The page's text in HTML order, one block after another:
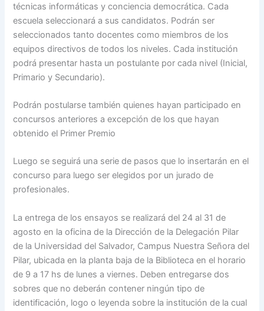
técnicas informáticas y conciencia democrática. Cada
escuela seleccionará a sus candidatos. Podrán ser
seleccionados tanto docentes como miembros de los
equipos directivos de todos los niveles. Cada institución
podrá presentar hasta un postulante por cada nivel (Inicial,
Primario y Secundario).
Podrán postularse también quienes hayan participado en
concursos anteriores a excepción de los que hayan
obtenido el Primer Premio
Luego se seguirá una serie de pasos que lo insertarán en el
concurso para luego ser elegidos por un jurado de
profesionales.
La entrega de los ensayos se realizará del 24 al 31 de
agosto en la oficina de la Dirección de la Delegación Pilar
de la Universidad del Salvador, Campus Nuestra Señora del
Pilar, ubicada en la planta baja de la Biblioteca en el horario
de 9 a 17 hs de lunes a viernes. Deben entregarse dos
sobres que no deberán contener ningún tipo de
identificación, logo o leyenda sobre la institución de la cual